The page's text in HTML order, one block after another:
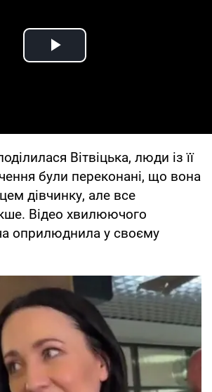
Play Video
Вітвіцька, люди із її
були переконані, що вона
дівчинку, але все
Відео хвилюючого
оприлюднила у своєму